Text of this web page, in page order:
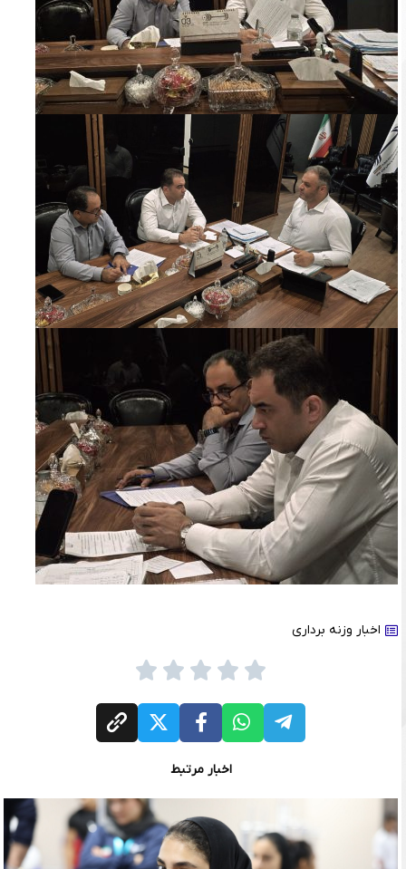
اخبار وزنه برداری
اخبار مرتبط